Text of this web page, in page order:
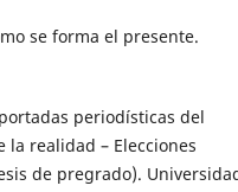
se forma el presente.
periodísticas del
la realidad – Elecciones
de pregrado).